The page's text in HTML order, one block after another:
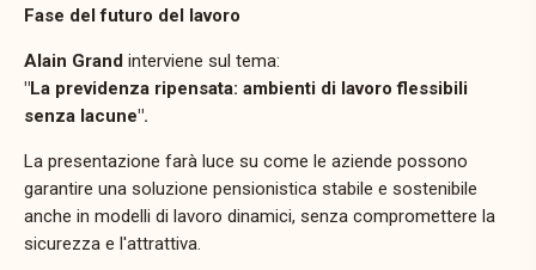
Fase del futuro del lavoro
Alain Grand interviene sul tema:
"La previdenza ripensata: ambienti di lavoro flessibili
senza lacune".
La presentazione farà luce su come le aziende possono
garantire una soluzione pensionistica stabile e sostenibile
anche in modelli di lavoro dinamici, senza compromettere la
sicurezza e l'attrattiva.